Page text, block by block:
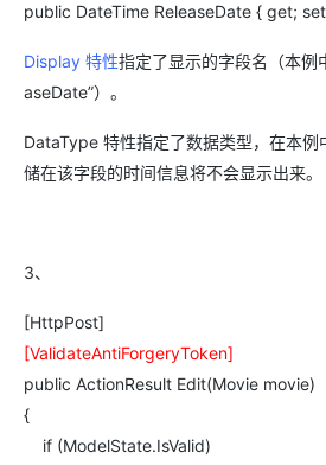
public DateTime ReleaseDate { get;
Display 特性指定了显示的字段名（本例
aseDate”）。
DataType 特性指定了数据类型，在本例
储在该字段的时间信息将不会显示出来。
3、
[HttpPost]
[ValidateAntiForgeryToken]
public ActionResult Edit(Movie movie)
{
if (ModelState.IsValid)